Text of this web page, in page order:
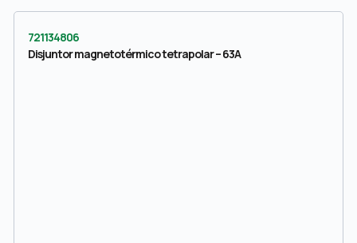
721134806
Disjuntor magnetotérmico tetrapolar – 63A